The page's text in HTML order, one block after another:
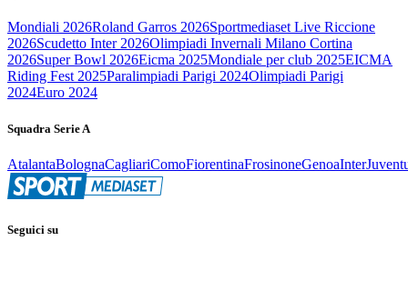
Mondiali 2026Roland Garros 2026Sportmediaset Live Riccione
2026Scudetto Inter 2026Olimpiadi Invernali Milano Cortina
2026Super Bowl 2026Eicma 2025Mondiale per club 2025EICMA
Riding Fest 2025Paralimpiadi Parigi 2024Olimpiadi Parigi
2024Euro 2024
Squadra Serie A
AtalantaBolognaCagliariComoFiorentinaFrosinoneGenoaInter
Seguici su